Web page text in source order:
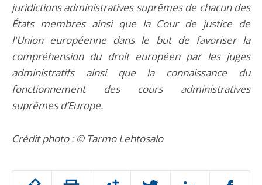
Passer
juridictions administratives suprêmes de chacun des
États membres ainsi que la Cour de justice de
l'Union européenne dans le but de favoriser la
compréhension du droit européen par les juges
administratifs ainsi que la connaissance du
fonctionnement des cours administratives
suprêmes d’Europe.
Crédit photo : © Tarmo Lehtosalo